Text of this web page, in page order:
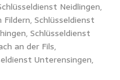
Neidlingen,
Schlüsseldienst
Schlüsseldienst
an der Fils,
Unterensingen,